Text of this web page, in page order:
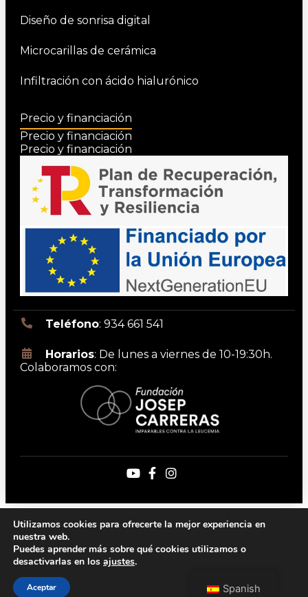
Diseño de sonrisa digital
Microcarillas de cerámica
Infiltración con ácido hialurónico
Precio y financiación
Precio y financiación
Precio y financiación
Teléfono: 934 661 541
Horarios: De lunes a viernes de 10-19:30h.
Colaboramos con:
Política de cookiesPolítica de accesibilidad
Copyright 2026 | DrMas
Created by the best
Spanish
Utilizamos cookies para ofrecerte la mejor experiencia en
nuestra web.
Puedes aprender más sobre qué cookies utilizamos o
desactivarlas en los ajustes.
Aceptar